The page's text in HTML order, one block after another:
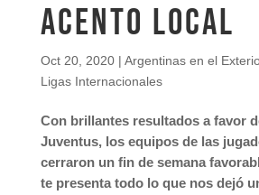
acento local
Oct 20, 2020| Argentinas en el
Ligas Internacionales
Con brillantes resultados a favor
Juventus, los equipos de las
cerraron un fin de semana
te presenta todo lo que nos dejó